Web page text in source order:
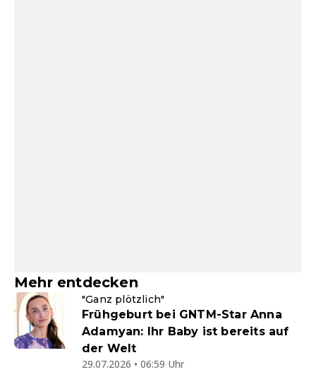
Mehr entdecken
"Ganz plötzlich"
Frühgeburt bei GNTM-Star Anna
Adamyan: Ihr Baby ist bereits auf
der Welt
29.07.2026 • 06:59 Uhr